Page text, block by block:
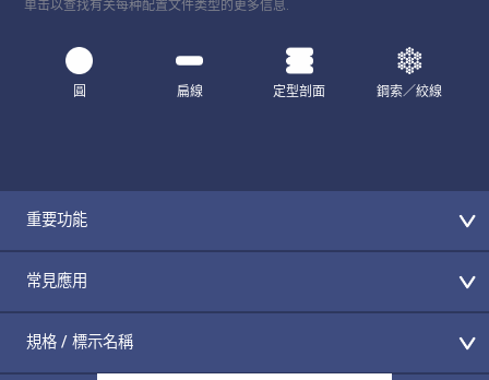
单击以查找有关每种配置文件类型的更多信息.
圓 扁線 定型剖面 鋼索／絞線
重要功能
常見應用
規格 / 標示名稱